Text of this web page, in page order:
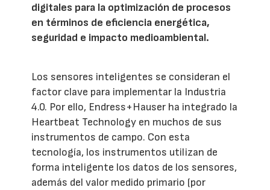
digitales para la optimización de procesos
en términos de eficiencia energética,
seguridad e impacto medioambiental.
Los sensores inteligentes se consideran el
factor clave para implementar la Industria
4.0. Por ello, Endress+Hauser ha integrado la
Heartbeat Technology en muchos de sus
instrumentos de campo. Con esta
tecnología, los instrumentos utilizan de
forma inteligente los datos de los sensores,
además del valor medido primario (por